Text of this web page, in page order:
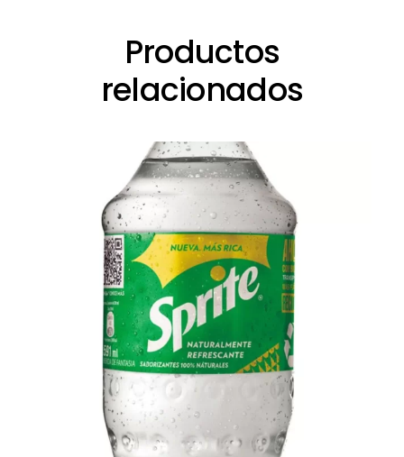
Productos
relacionados